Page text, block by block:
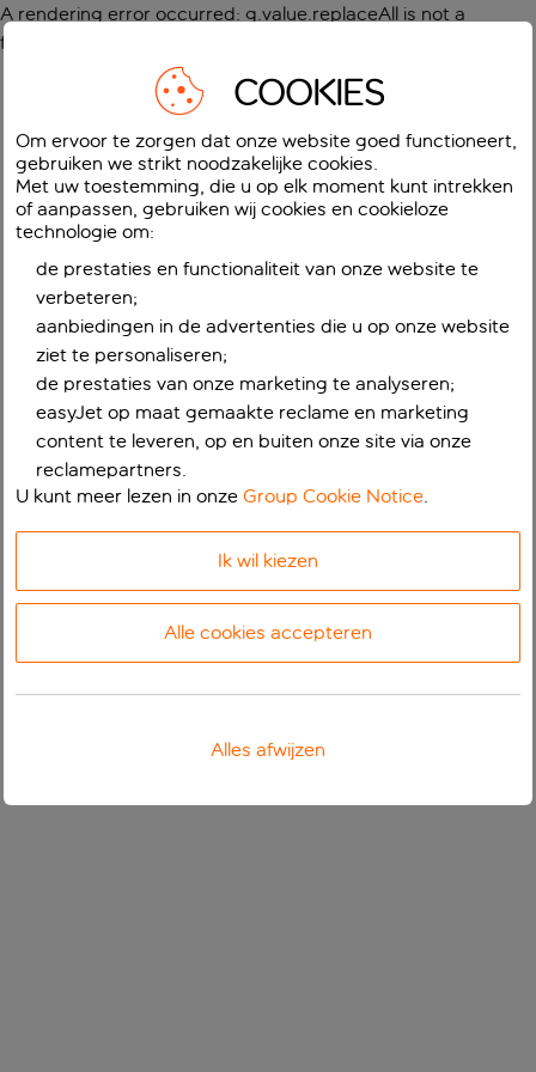
A rendering error occurred: g.value.replaceAll is not a
function
COOKIES
Om ervoor te zorgen dat onze website goed functioneert,
gebruiken we strikt noodzakelijke cookies.
Met uw toestemming, die u op elk moment kunt intrekken
of aanpassen, gebruiken wij cookies en cookieloze
technologie om:
de prestaties en functionaliteit van onze website te
verbeteren;
aanbiedingen in de advertenties die u op onze website
ziet te personaliseren;
de prestaties van onze marketing te analyseren;
easyJet op maat gemaakte reclame en marketing
content te leveren, op en buiten onze site via onze
reclamepartners.
U kunt meer lezen in onzeGroup Cookie Notice.
Ik wil kiezen
Alle cookies accepteren
Alles afwijzen